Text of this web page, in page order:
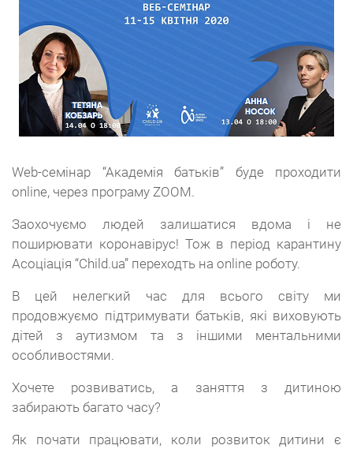
Web-семінар “Академія батьків” буде проходити
online, через програму ZOOM.
Заохочуємо людей залишатися вдома і не
поширювати коронавірус! Тож в період карантину
Асоціація “Child.ua” переходть на online роботу.
В цей нелегкий час для всього світу ми
продовжуємо підтримувати батьків, які виховують
дітей з аутизмом та з іншими ментальними
особливостями.
Хочете розвиватись, а заняття з дитиною
забирають багато часу?
Як почати працювати, коли розвиток дитини є